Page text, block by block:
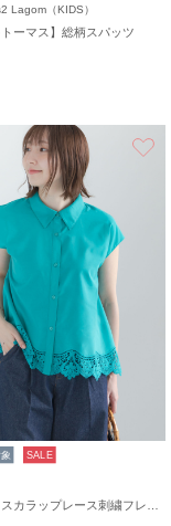
Lagom（KIDS）
トーマス】総柄スパッツ
SALE